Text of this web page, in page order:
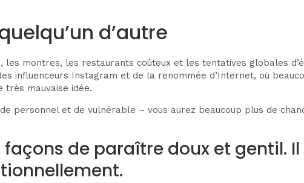
d’autre
les montres, les restaurants coûteux et les tentatives globales
influenceurs Instagram et de la renommée d’Internet, où
très mauvaise idée.
personnel et de vulnérable – vous aurez beaucoup plus de
de paraître doux et gentil. Il